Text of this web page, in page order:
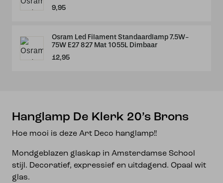
9,95
Osram Led Filament Standaardlamp 7.5W-
75W E27 827 Mat 1055L Dimbaar
12,95
Hanglamp De Klerk 20’s Brons
Hoe mooi is deze Art Deco hanglamp!!
Mondgeblazen glaskap in Amsterdamse School
stijl. Decoratief, expressief en uitdagend. Opaal wit
glas.